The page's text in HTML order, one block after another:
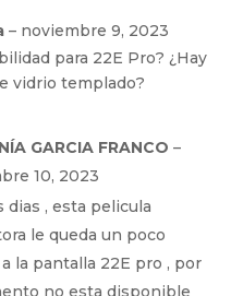
– noviembre 9, 2023
para 22E Pro? ¿Hay
vidrio templado?
GARCIA FRANCO –
10, 2023
dias , esta pelicula
le queda un poco
la pantalla 22E pro , por
no esta disponible